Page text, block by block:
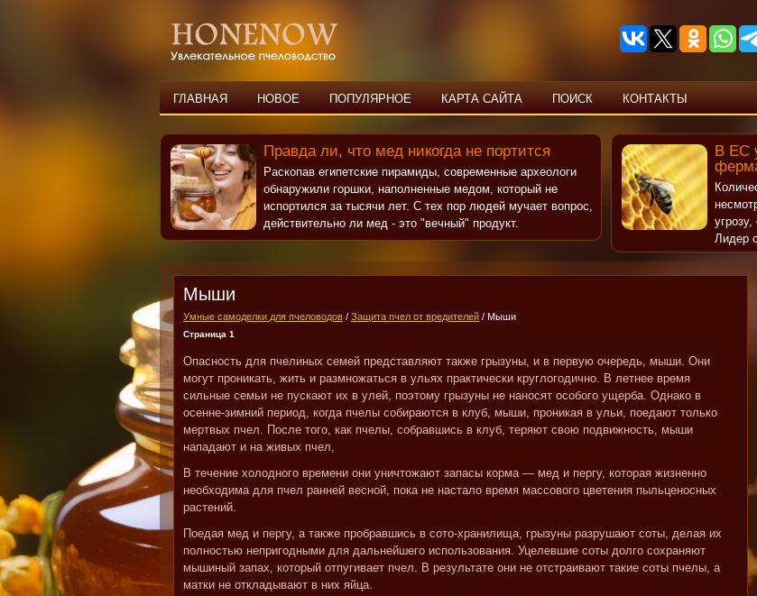
ГЛАВНАЯ НОВОЕ ПОПУЛЯРНОЕ КАРТА САЙТА ПОИСК КОНТАКТЫ
Правда ли, что мед никогда не портится
Раскопав египетские пирамиды, современные археологи
обнаружили горшки, наполненные медом, который не
испортился за тысячи лет. С тех пор людей мучает вопрос,
действительно ли мед - это "вечный" продукт.
В ЕС
Лидер
Мыши
Умные самоделки для пчеловодов / Защита пчел от вредителей / Мыши
Страница 1
Опасность для пчелиных семей представляют также грызуны, и в первую очередь, мыши. Они
могут проникать, жить и размножаться в ульях практически круглогодично. В летнее время
сильные семьи не пускают их в улей, поэтому грызуны не наносят особого ущерба. Однако в
осенне-зимний период, когда пчелы собираются в клуб, мыши, проникая в ульи, поедают только
мертвых пчел. После того, как пчелы, собравшись в клуб, теряют свою подвижность, мыши
нападают и на живых пчел,
В течение холодного времени они уничтожают запасы корма — мед и пергу, которая жизненно
необходима для пчел ранней весной, пока не настало время массового цветения пыльценосных
растений.
Поедая мед и пергу, а также пробравшись в сото-хранилища, грызуны разрушают соты, делая их
полностью непригодными для дальнейшего использования. Уцелевшие соты долго сохраняют
мышиный запах, который отпугивает пчел. В результате они не отстраивают такие соты пчелы, а
матки не откладывают в них яйца.